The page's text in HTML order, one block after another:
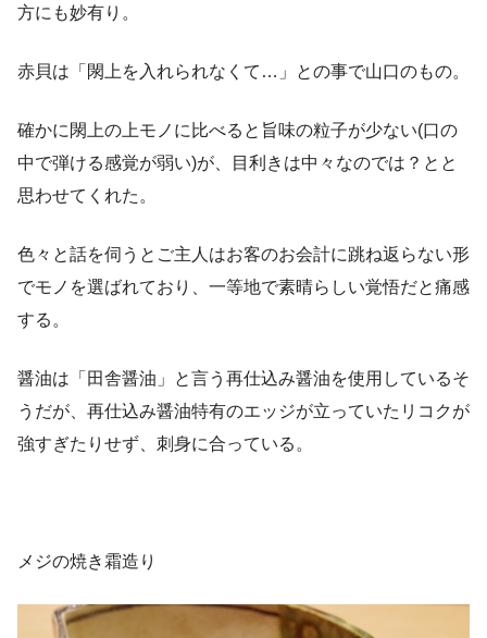
方にも妙有り。
赤貝は「閖上を入れられなくて…」との事で山口のもの。
確かに閖上の上モノに比べると旨味の粒子が少ない(口の
中で弾ける感覚が弱い)が、目利きは中々なのでは？とと
思わせてくれた。
色々と話を伺うとご主人はお客のお会計に跳ね返らない形
でモノを選ばれており、一等地で素晴らしい覚悟だと痛感
する。
醤油は「田舎醤油」と言う再仕込み醤油を使用しているそ
うだが、再仕込み醤油特有のエッジが立っていたリコクが
強すぎたりせず、刺身に合っている。
メジの焼き霜造り